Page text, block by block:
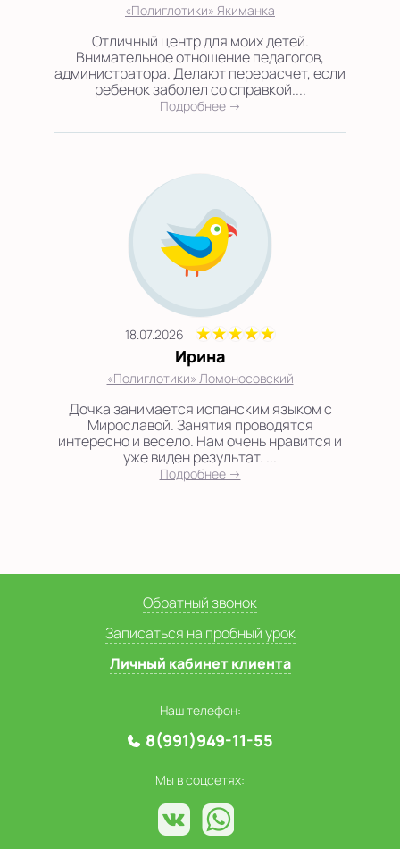
«Полиглотики» Якиманка
Отличный центр для моих детей.
Внимательное отношение педагогов,
администратора. Делают перерасчет, если
ребенок заболел со справкой....
Подробнее →
18.07.2026
Ирина
«Полиглотики» Ломоносовский
Дочка занимается испанским языком с
Мирославой. Занятия проводятся
интересно и весело. Нам очень нравится и
уже виден результат. ...
Подробнее →
Обратный звонок
Записаться на пробный урок
Личный кабинет клиента
Наш телефон:
8(991)949-11-55
Мы в соцсетях: